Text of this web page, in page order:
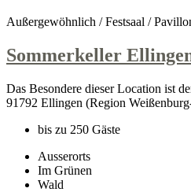
Außergewöhnlich / Festsaal /
Sommerkeller
Das Besondere dieser Location ist
91792 Ellingen (Region
bis zu 250 Gäste
Ausserorts
Im Grünen
Wald